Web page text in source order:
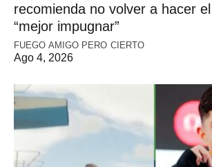
recomienda no volver a hacer
“mejor impugnar”
FUEGO AMIGO PERO CIERTO
Ago 4, 2026